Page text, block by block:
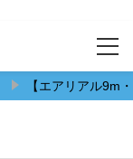
【エアリアル9m